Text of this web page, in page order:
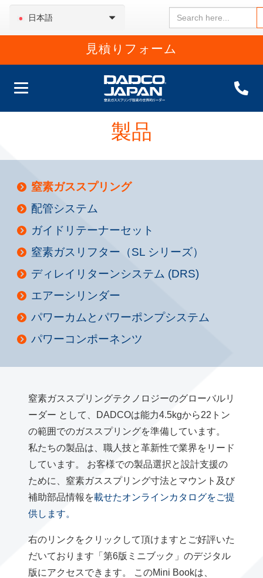
日本語
Search
for:
見積りフォーム
製品
窒素ガススプリング
配管システム
ガイドリテーナーセット
窒素ガスリフター（SL シリーズ）
ディレイリターンシステム (DRS)
エアーシリンダー
パワーカムとパワーポンプシステム
パワーコンポーネンツ
窒素ガススプリングテクノロジーのグローバルリ
ーダー として、DADCOは能力4.5kgから22トン
の範囲でのガススプリングを準備しています。
私たちの製品は、職人技と革新性で業界をリード
しています。 お客様での製品選択と設計支援の
ために、窒素ガススプリング寸法とマウント及び
補助部品情報を載せたオンラインカタログをご提
供します。
右のリンクをクリックして頂けますとご好評いた
だいております「第6版ミニブック」のデジタル
版にアクセスできます。 このMini Bookは、